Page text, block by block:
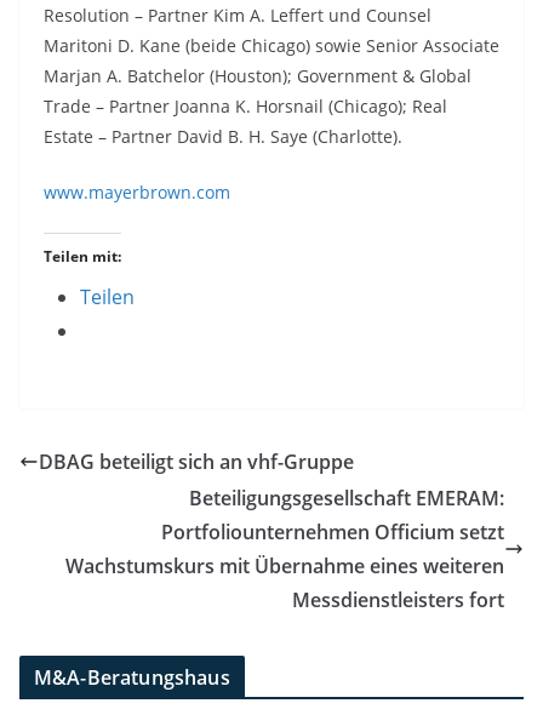
Resolution – Partner Kim A. Leffert und Counsel
Maritoni D. Kane (beide Chicago) sowie Senior Associate
Marjan A. Batchelor (Houston); Government & Global
Trade – Partner Joanna K. Horsnail (Chicago); Real
Estate – Partner David B. H. Saye (Charlotte).
www.mayerbrown.com
Teilen mit:
Teilen
DBAG beteiligt sich an vhf-Gruppe
Beteiligungsgesellschaft EMERAM:
Portfoliounternehmen Officium setzt
Wachstumskurs mit Übernahme eines weiteren
Messdienstleisters fort
M&A-Beratungshaus